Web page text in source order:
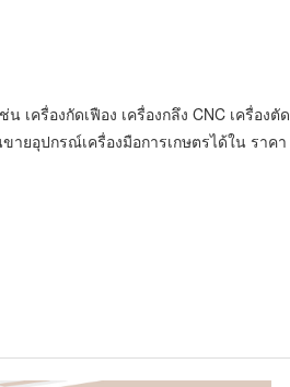
น เครื่องกัดเฟือง เครื่องกลึง CNC เครื่องตัด
ายอุปกรณ์เครื่องมือการเกษตรได้ใน ราคา